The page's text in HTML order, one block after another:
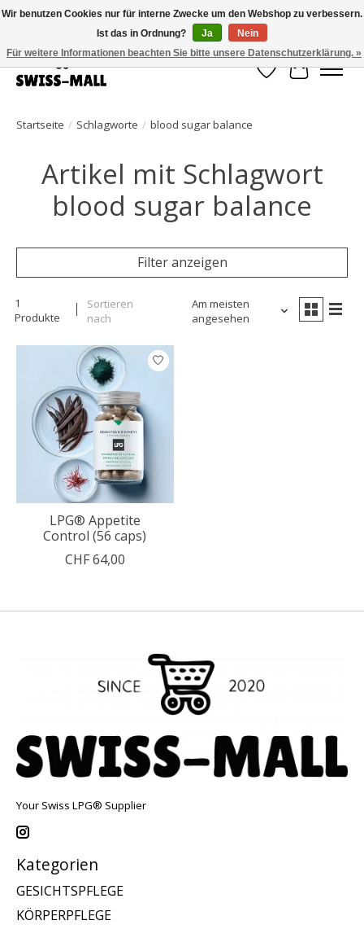
Kostenloser Versand ab CHF 250 – pünktlich und zuverlässig geliefert
Wunschzettel
Ihr
Startseite / Schlagworte / blood sugar balance
Artikel mit Schlagwort
blood sugar balance
Filter anzeigen
1
Produkte
Sortieren
nach
Am meisten
angesehen
LPG® Appetite
Control (56 caps)
CHF 64,00
Your Swiss LPG® Supplier
Kategorien
GESICHTSPFLEGE
KÖRPERPFLEGE
Wir benutzen Cookies nur für interne Zwecke um den Webshop zu verbessern.
Ist das in Ordnung?
Ja
Nein
Für weitere Informationen beachten Sie bitte unsere Datenschutzerklärung. »